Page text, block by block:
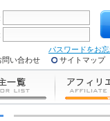
パスワードをお
問い合わせ
サイトマップ